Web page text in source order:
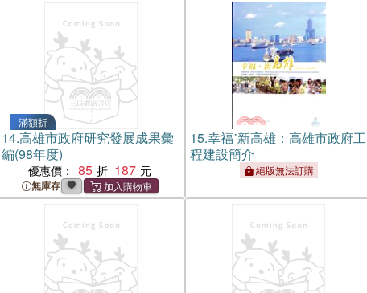
滿額折
14.高雄市政府研究發展成果彙
編(98年度)
優惠價： 85 187
無庫存
15.幸福˙新高雄：高雄市政府工
程建設簡介
絕版無法訂購